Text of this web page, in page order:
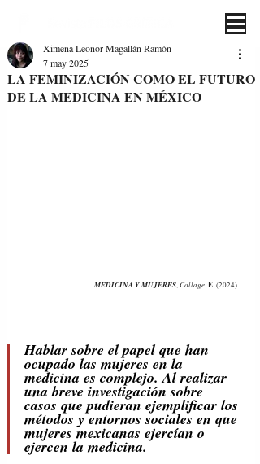
LA FEMINIZACIÓN COMO EL FUTURO
DE LA MEDICINA EN MÉXICO
Ximena Leonor Magallán Ramón
7 may 2025
MEDICINA Y MUJERES, Collage. E. (2024).
Hablar sobre el papel que han
ocupado las mujeres en la
medicina es complejo. Al realizar
una breve investigación sobre
casos que pudieran ejemplificar los
métodos y entornos sociales en que
mujeres mexicanas ejercían o
ejercen la medicina.